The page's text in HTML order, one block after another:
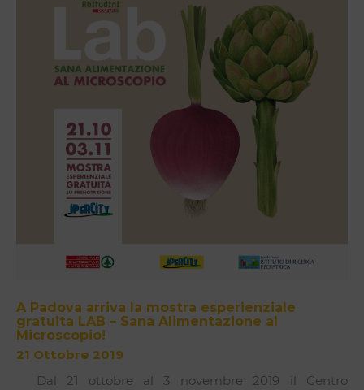
A Padova arriva la mostra esperienziale
gratuita LAB – Sana Alimentazione al
Microscopio!
21 Ottobre 2019
Dal 21 ottobre al 3 novembre 2019 il Centro